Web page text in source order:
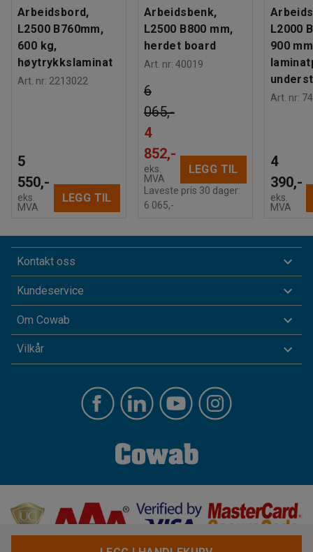
Arbeidsbord,
L2500 B760mm,
600 kg,
høytrykkslaminat
Art. nr: 2213022
5
550,-
eks.
MVA
LEGG TIL
Arbeidsbenk,
L2500 B800 mm,
herdet board
Art. nr: 40019
4
852,-
6
065,-
eks.
MVA
LEGG TIL
Laveste pris 30 dager:
6 065,-
L2000
900
Art. nr:
4
390,-
eks.
MVA
Kontakt oss
Kundeservice
Om Cowab
Vilkår